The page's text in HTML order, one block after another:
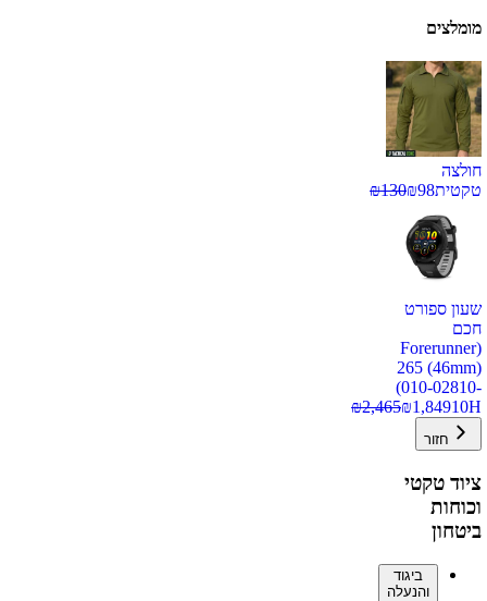
מומלצים
חולצה
טקטית
₪98
₪130
שעון ספורט
חכם
(Forerunner
265 (46mm)
(010-02810-
10H
₪1,849
₪2,465
חזור
ציוד טקטי
וכוחות
ביטחון
ביגוד
והנעלה